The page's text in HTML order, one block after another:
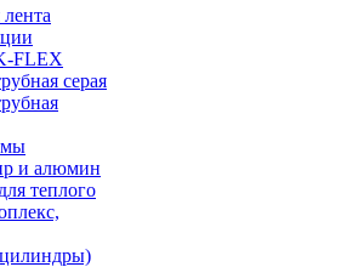
FLEX
серая
и алюмин
теплого